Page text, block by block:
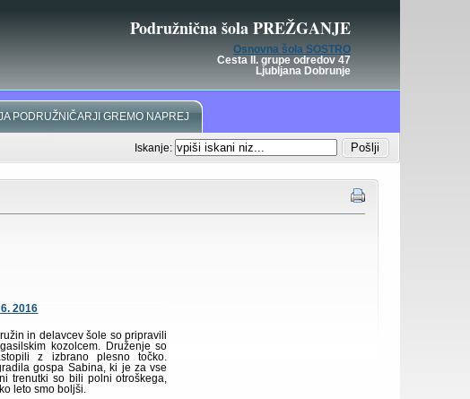
Podružnična šola PREŽGANJE
Osnovna šola SOSTRO
Cesta II. grupe odredov 47
Ljubljana Dobrunje
PODRUŽNIČARJI GREMO NAPREJ
Iskanje:
2016
in delavcev šole so pripravili
kozolcem. Druženje so
z izbrano plesno točko.
gospa Sabina, ki je za vse
trenutki so bili polni otroškega,
leto smo boljši.